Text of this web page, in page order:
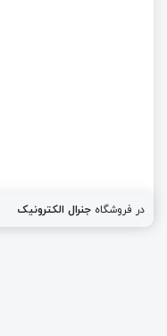
در فروشگاه جنرال الکترونیک